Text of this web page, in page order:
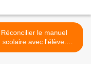
Réconcilier le manuel
scolaire avec l'élève.
Contribution de Karim